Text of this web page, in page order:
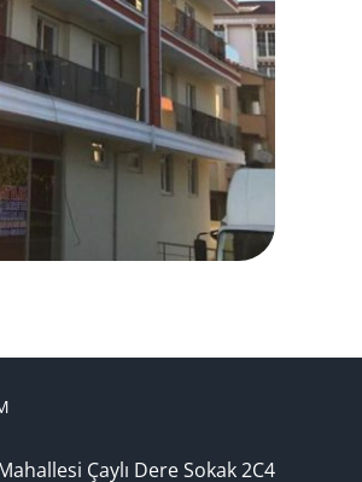
Çaylı Dere Sokak 2C4